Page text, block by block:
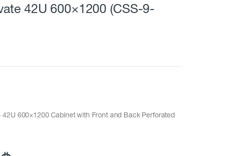
42U 600×1200 (CSS-9-
42U 600×1200 Cabinet with Front and Back Perforated